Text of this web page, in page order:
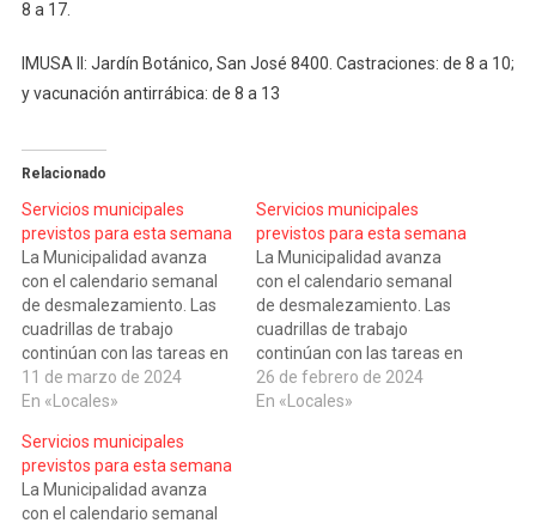
8 a 17.
IMUSA II: Jardín Botánico, San José 8400. Castraciones: de 8 a 10;
y vacunación antirrábica: de 8 a 13
Relacionado
Servicios municipales
previstos para esta semana
La Municipalidad avanza
con el calendario semanal
de desmalezamiento. Las
cuadrillas de trabajo
continúan con las tareas en
todos los espacios verdes
de la ciudad. Vale recordar
modificado en caso de
inclemencias climáticas. En
los distritos norte y noreste
trabajarán esta semana en
11 de marzo de 2024
En «Locales»
Servicios municipales
previstos para esta semana
La Municipalidad avanza
con el calendario semanal
de desmalezamiento. Las
cuadrillas de trabajo
continúan con las tareas en
todos los espacios verdes
de la ciudad. En los distritos
26 de febrero de 2024
En «Locales»
Servicios municipales
previstos para esta semana
La Municipalidad avanza
con el calendario semanal